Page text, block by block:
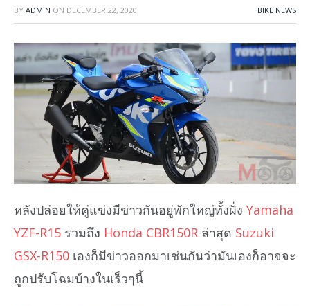
BY ADMIN ON DECEMBER 22, 2020 BIKE NEWS
หลังปล่อยให้คู่แข่งมีข่าวกันอยู่พักใหญ่ทั้งฝั่ง Yamaha
YZF-R15 รวมถึง Honda CBR150R ล่าสุด Suzuki
GSX-R150 เองก็มีข่าวออกมาเช่นกันว่ามันเองก็อาจจะ
ถูกปรับโฉมบ้างในเร็วๆนี้